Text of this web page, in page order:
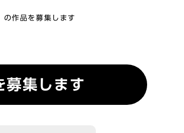
作品を募集します
募集します